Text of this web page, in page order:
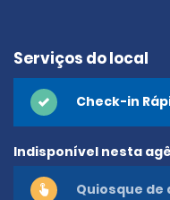
Serviços do local
Check-in
Indisponível nesta
Quiosque